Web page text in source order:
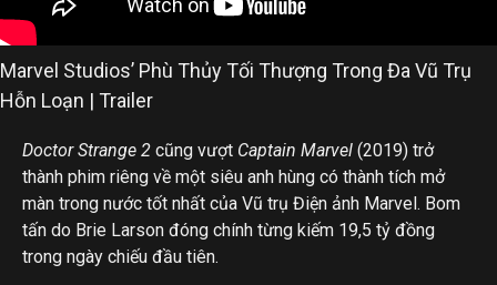
Marvel Studios’ Phù Thủy Tối Thượng Trong Đa Vũ Trụ
Hỗn Loạn | Trailer
Doctor Strange 2 cũng vượt Captain Marvel (2019) trở
thành phim riêng về một siêu anh hùng có thành tích mở
màn trong nước tốt nhất của Vũ trụ Điện ảnh Marvel. Bom
tấn do Brie Larson đóng chính từng kiếm 19,5 tỷ đồng
trong ngày chiếu đầu tiên.